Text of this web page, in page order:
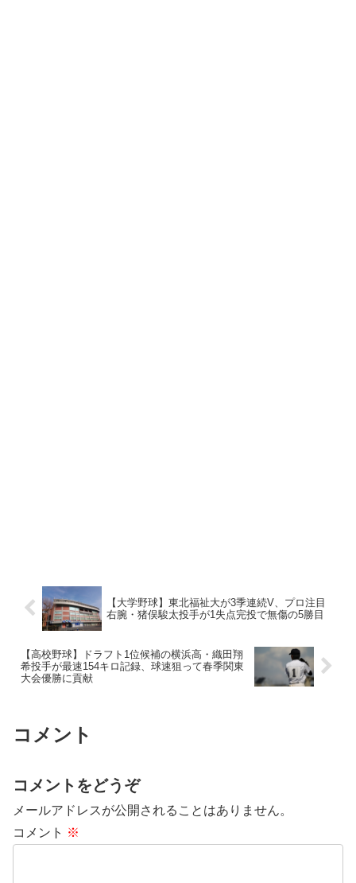
【大学野球】東北福祉大が3季連続V、プロ注目
右腕・猪俣駿太投手が1失点完投で無傷の5勝目
【高校野球】ドラフト1位候補の横浜高・織田翔
希投手が最速154キロ記録、球速狙って春季関東
大会優勝に貢献
コメント
コメントをどうぞ
メールアドレスが公開されることはありません。
コメント ※